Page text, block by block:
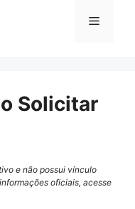
Menu
Solicitar
e não possui vínculo
oficiais, acesse